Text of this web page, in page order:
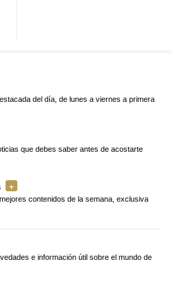
del día, de lunes a viernes a primera
que debes saber antes de acostarte
contenidos de la semana, exclusiva
e información útil sobre el mundo de